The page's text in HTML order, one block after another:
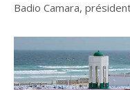
Badio Camara,